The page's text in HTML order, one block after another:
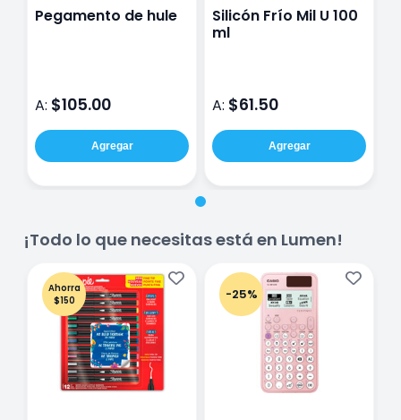
Pegamento de hule
A: $105.00
Agregar
Silicón Frío Mil U 100
ml
A: $61.50
Agregar
¡Todo lo que necesitas está en Lumen!
Ahorra
$150
-25%